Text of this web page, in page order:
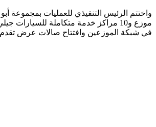
موزع و10 مراكز خدمة متكاملة
في شبكة الموزعين وافتتاح صالات عرض